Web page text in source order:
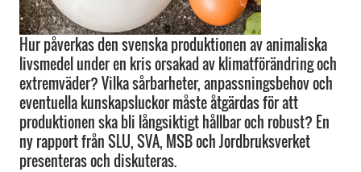
Hur påverkas den svenska produktionen av animaliska
livsmedel under en kris orsakad av klimatförändring och
extremväder? Vilka sårbarheter, anpassningsbehov och
eventuella kunskapsluckor måste åtgärdas för att
produktionen ska bli långsiktigt hållbar och robust? En
ny rapport från SLU, SVA, MSB och Jordbruksverket
presenteras och diskuteras.